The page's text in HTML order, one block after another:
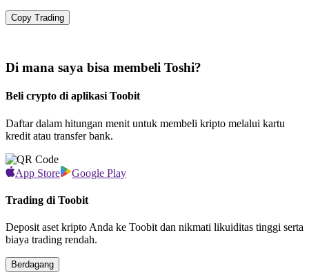
Copy Trading
Di mana saya bisa membeli Toshi?
Beli crypto di aplikasi Toobit
Daftar dalam hitungan menit untuk membeli kripto melalui kartu
kredit atau transfer bank.
App Store Google Play
Trading di Toobit
Deposit aset kripto Anda ke Toobit dan nikmati likuiditas tinggi serta
biaya trading rendah.
Berdagang